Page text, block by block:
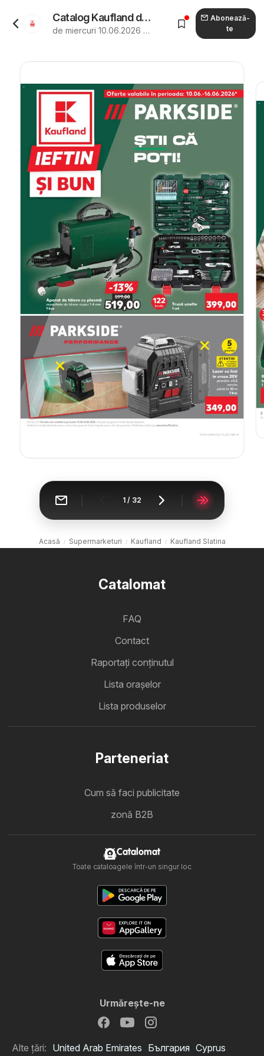
Catalog Kaufland de la 10.06.2026 - Revista "Kaufland Slatina"
de miercuri 10.06.2026 până marți 16.06.2026
Abonează-
te
1 / 32
Acasă Supermarketuri Kaufland Kaufland Slatina
Catalomat
FAQ
Contact
Raportați conținutul
Lista oraşelor
Lista produselor
Parteneriat
Cum să faci publicitate
zonă B2B
Catalomat
Toate cataloagele într-un singur loc
Urmăreşte-ne
Alte țări: United Arab Emirates България Cyprus